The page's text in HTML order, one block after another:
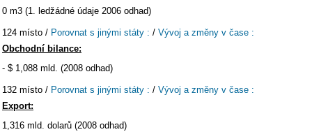
0 m3 (1. ledžádné údaje 2006 odhad)
124 místo / Porovnat s jinými státy : / Vývoj a změny v čase :
Obchodní bilance:
- $ 1,088 mld. (2008 odhad)
132 místo / Porovnat s jinými státy : / Vývoj a změny v čase :
Export:
1,316 mld. dolarů (2008 odhad)